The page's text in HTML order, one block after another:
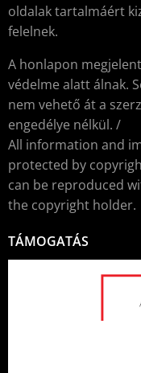
oldalak tartalmáért
felelnek.
A honlapon
védelme alatt álnak.
nem vehető át a
engedélye nélkül. /
All information and
protected by
can be reproduced
the copyright holder.
TÁMOGATÁS